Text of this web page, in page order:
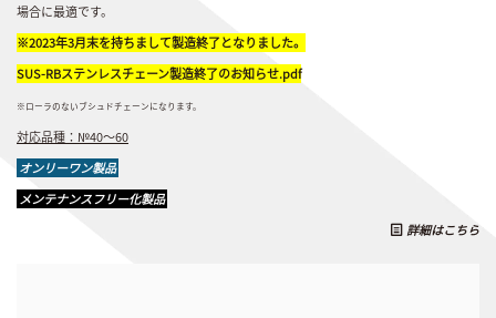
場合に最適です。
※2023年3月末を持ちまして製造終了となりました。
SUS-RBステンレスチェーン製造終了のお知らせ.pdf
※ローラのないブシュドチェーンになります。
対応品種：№40～60
オンリーワン製品
メンテナンスフリー化製品
詳細はこちら